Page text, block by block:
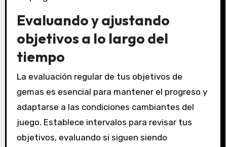
Evaluando y ajustando
objetivos a lo largo del
tiempo
La evaluación regular de tus objetivos de
gemas es esencial para mantener el progreso y
adaptarse a las condiciones cambiantes del
juego. Establece intervalos para revisar tus
objetivos, evaluando si siguen siendo